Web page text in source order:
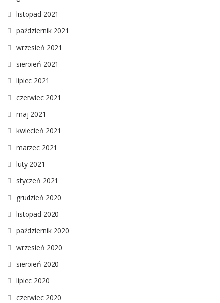
listopad 2021
październik 2021
wrzesień 2021
sierpień 2021
lipiec 2021
czerwiec 2021
maj 2021
kwiecień 2021
marzec 2021
luty 2021
styczeń 2021
grudzień 2020
listopad 2020
październik 2020
wrzesień 2020
sierpień 2020
lipiec 2020
czerwiec 2020